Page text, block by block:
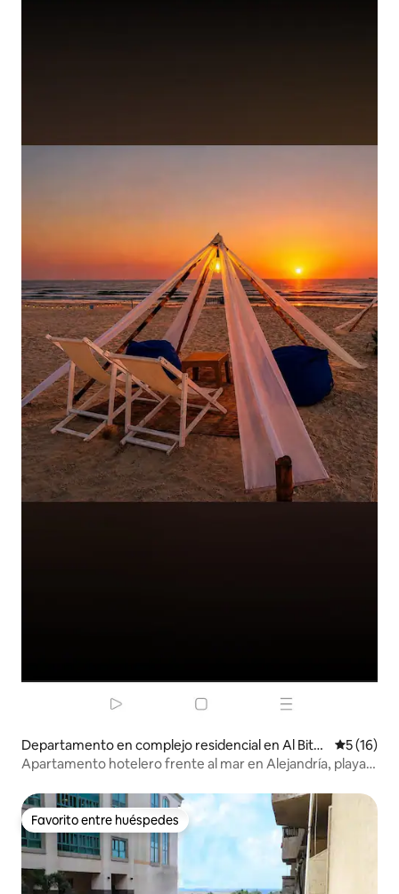
Departamento en complejo residencial en Al Bitas
h Sharq
5 (16)
Apartamento hotelero frente al mar en Alejandría, playa
Favorito entre huéspedes
Favorito entre huéspedes